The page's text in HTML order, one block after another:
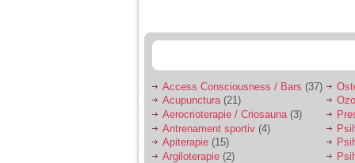
sa se manifeste o
Ma aflu aici pentru ca
vreau sa stiu daca am
nevoie de un psiholog
sau psihiatru.
Access Consciousness / Bars (37)
Acupunctura(21)
Aerocrioterapie / Criosauna (3)
Antrenament sportiv (4)
Apiterapie (15)
Argiloterapie (2)